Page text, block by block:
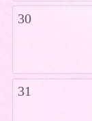
30
31